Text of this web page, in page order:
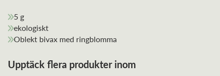
5 g
ekologiskt
Oblekt bivax med ringblomma
Upptäck flera produkter inom